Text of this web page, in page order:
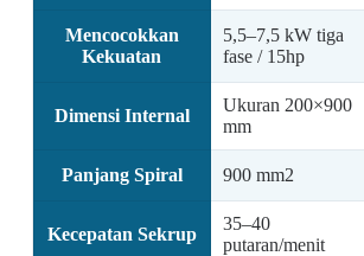
Mencocokkan
Kekuatan
5,5–7,5 kW tiga
fase / 15hp
Dimensi Internal
Ukuran 200×900
mm
Panjang Spiral 900 mm2
Kecepatan Sekrup
35–40
putaran/menit